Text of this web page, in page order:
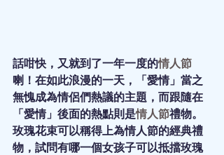
話咁快，又就到了一年一度的情人節
喇！在如此浪漫的一天，「愛情」當之
無愧成為情侶們熱議的主題，而跟隨在
「愛情」後面的熱點則是情人節禮物。
玫瑰花束可以稱得上為情人節的經典禮
物，試問有哪一個女孩子可以抵擋玫瑰